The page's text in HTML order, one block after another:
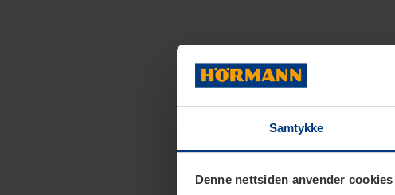
Samtykke
Denne nettsiden anvender cookies